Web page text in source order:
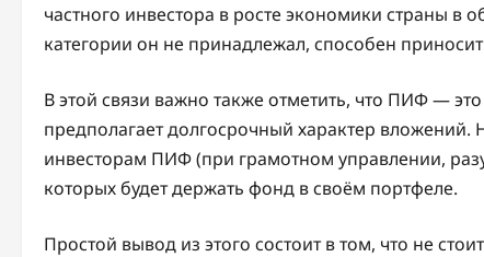
частного инвестора в росте экономики страны
категории он не принадлежал, способен
В этой связи важно также отметить, что ПИФ —
предполагает долгосрочный характер
инвесторам ПИФ (при грамотном управлении,
которых будет держать фонд в своём портфеле.
Простой вывод из этого состоит в том, что не